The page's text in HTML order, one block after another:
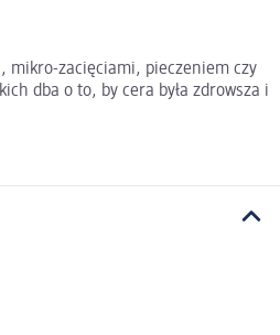
mikro-zacięciami, pieczeniem czy
dba o to, by cera była zdrowsza i